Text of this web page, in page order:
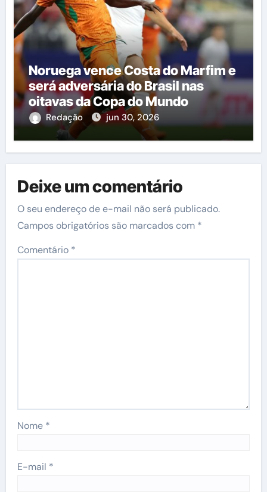
Noruega vence Costa do Marfim e
será adversária do Brasil nas
oitavas da Copa do Mundo
Redação jun 30, 2026
Deixe um comentário
O seu endereço de e-mail não será publicado.
Campos obrigatórios são marcados com *
Comentário *
Nome *
E-mail *